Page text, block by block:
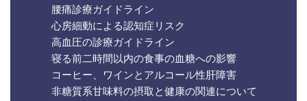
腰痛診療ガイドライン
心房細動による認知症リスク
高血圧の診療ガイドライン
寝る前二時間以内の食事の血糖への影響
コーヒー、ワインとアルコール性肝障害
非糖質系甘味料の摂取と健康の関連について